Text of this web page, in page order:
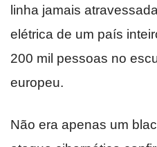
linha jamais
elétrica de um país
200 mil pessoas no
europeu.
Não era apenas um